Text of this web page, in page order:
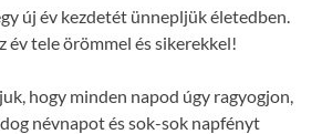
új év kezdetét ünnepljük életedben.
év tele örömmel és sikerekkel!
hogy minden napod úgy ragyogjon,
névnapot és sok-sok napfényt